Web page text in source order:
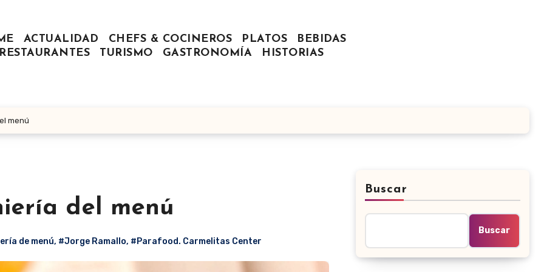
ACTUALIDAD CHEFS & COCINEROS PLATOS
BEBIDAS
RESTAURANTES
TURISMO GASTRONOMÍA HISTORIAS
menú
del menú
de menú, #Jorge Ramallo, #Parafood. Carmelitas Center
Buscar
Buscar